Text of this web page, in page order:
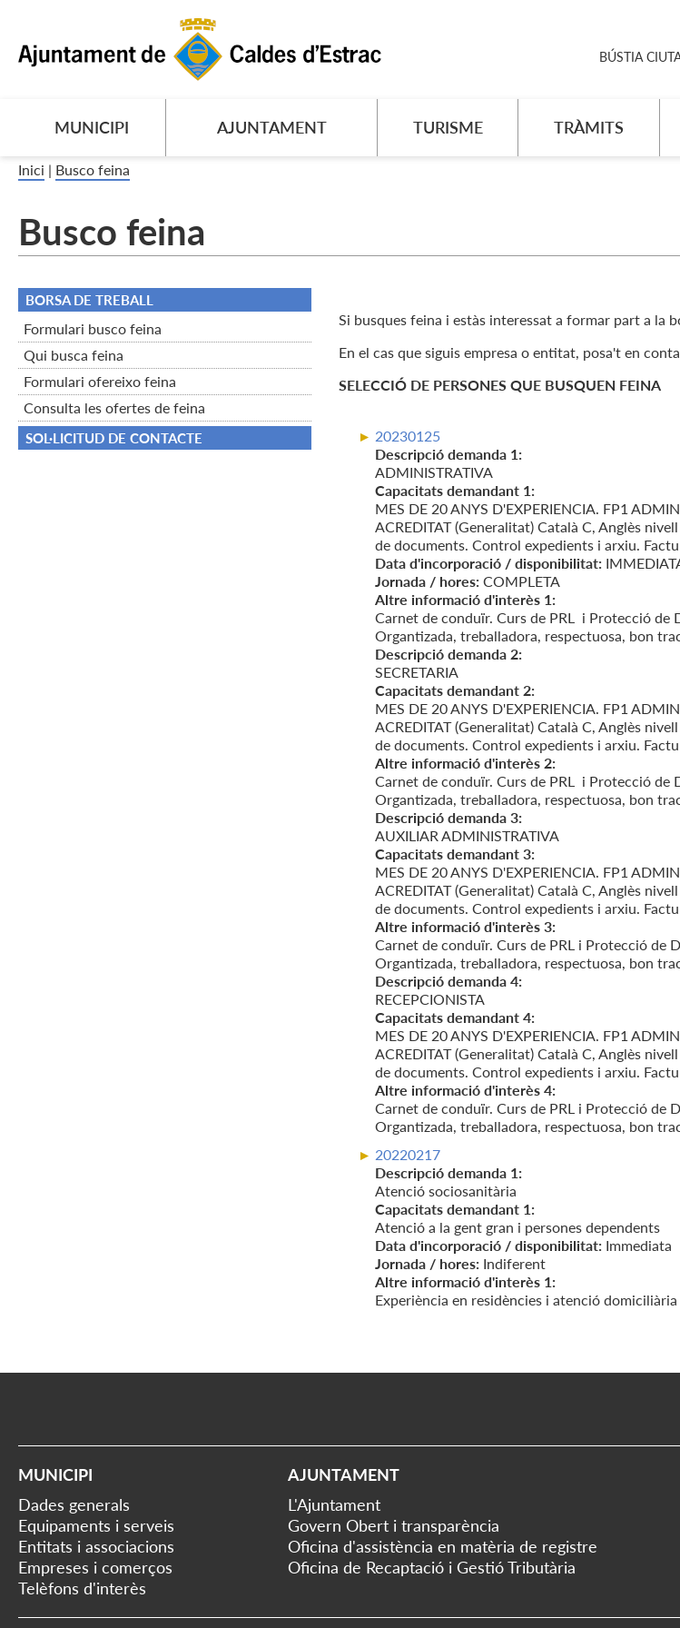
MUNICIPI AJUNTAMENT TURISME TRÀMITS
BÚSTIA
Inici | Busco feina
Busco feina
BORSA DE TREBALL
Formulari busco feina
Qui busca feina
Formulari ofereixo feina
Consulta les ofertes de feina
SOL·LICITUD DE CONTACTE
Si busques feina i estàs interessat a formar part a la
En el cas que siguis empresa o entitat, posa't en
SELECCIÓ DE PERSONES QUE BUSQUEN FEINA
20230125
Descripció demanda 1:
ADMINISTRATIVA
Capacitats demandant 1:
MES DE 20 ANYS D'EXPERIENCIA. FP1
ACREDITAT (Generalitat) Català C, Anglès
de documents. Control expedients i arxiu.
Data d'incorporació / disponibilitat:
Jornada / hores: COMPLETA
Altre informació d'interès 1:
Carnet de conduïr. Curs de PRL i Protecció de
Organtizada, treballadora, respectuosa, bon
Descripció demanda 2:
SECRETARIA
Capacitats demandant 2:
MES DE 20 ANYS D'EXPERIENCIA. FP1
ACREDITAT (Generalitat) Català C, Anglès
de documents. Control expedients i arxiu.
Altre informació d'interès 2:
Carnet de conduïr. Curs de PRL i Protecció de
Organtizada, treballadora, respectuosa, bon
Descripció demanda 3:
AUXILIAR ADMINISTRATIVA
Capacitats demandant 3:
MES DE 20 ANYS D'EXPERIENCIA. FP1
ACREDITAT (Generalitat) Català C, Anglès
de documents. Control expedients i arxiu.
Altre informació d'interès 3:
Carnet de conduïr. Curs de PRL i Protecció de
Organtizada, treballadora, respectuosa, bon
Descripció demanda 4:
RECEPCIONISTA
Capacitats demandant 4:
MES DE 20 ANYS D'EXPERIENCIA. FP1
ACREDITAT (Generalitat) Català C, Anglès
de documents. Control expedients i arxiu.
Altre informació d'interès 4:
Carnet de conduïr. Curs de PRL i Protecció de
Organtizada, treballadora, respectuosa, bon
20220217
Descripció demanda 1:
Atenció sociosanitària
Capacitats demandant 1:
Atenció a la gent gran i persones dependents
Data d'incorporació / disponibilitat: Immediata
Jornada / hores: Indiferent
Altre informació d'interès 1:
Experiència en residències i atenció domiciliària
MUNICIPI
Dades generals
Equipaments i serveis
Entitats i associacions
Empreses i comerços
Telèfons d'interès
AJUNTAMENT
L'Ajuntament
Govern Obert i transparència
Oficina d'assistència en matèria de registre
Oficina de Recaptació i Gestió Tributària